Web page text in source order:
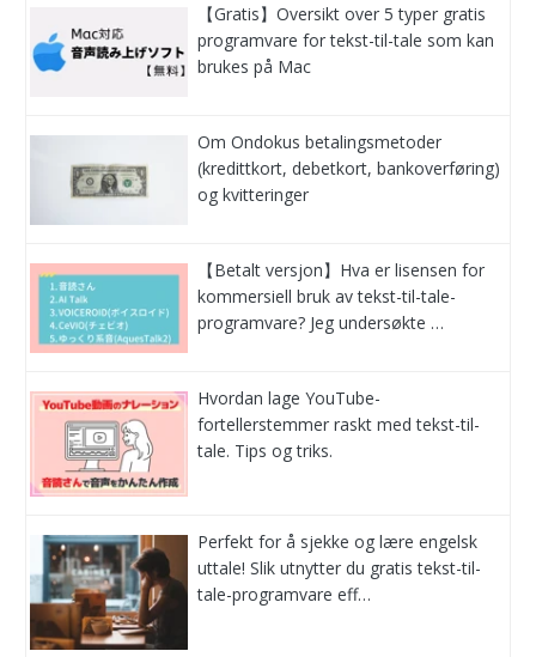
【Gratis】Oversikt over 5 typer gratis
programvare for tekst-til-tale som kan
brukes på Mac
Om Ondokus betalingsmetoder
(kredittkort, debetkort, bankoverføring)
og kvitteringer
【Betalt versjon】Hva er lisensen for
kommersiell bruk av tekst-til-tale-
programvare? Jeg undersøkte …
Hvordan lage YouTube-
fortellerstemmer raskt med tekst-til-
tale. Tips og triks.
Perfekt for å sjekke og lære engelsk
uttale! Slik utnytter du gratis tekst-til-
tale-programvare eff…